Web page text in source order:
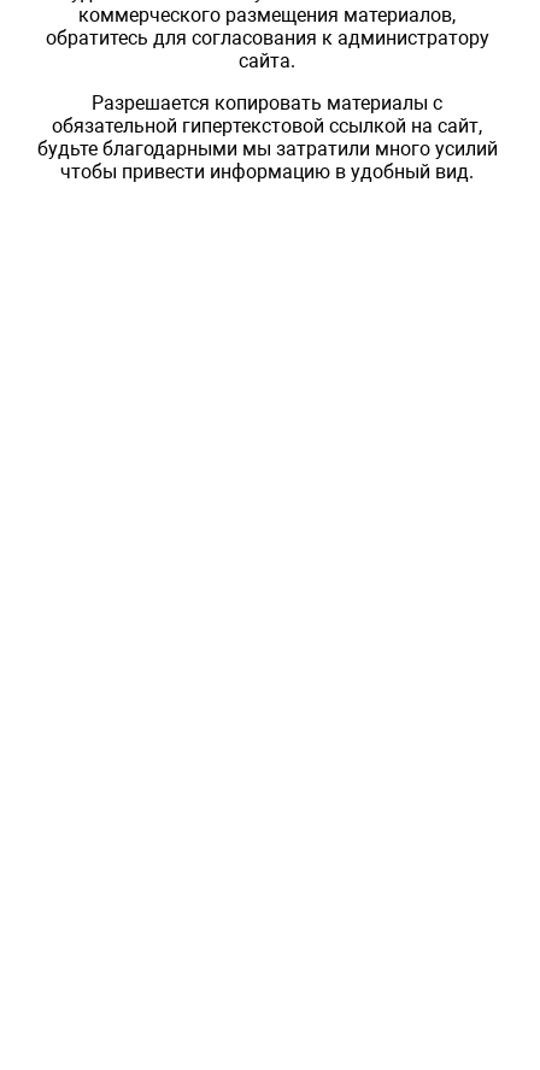
коммерческого размещения материалов,
обратитесь для согласования к администратору
сайта.
Разрешается копировать материалы с
обязательной гипертекстовой ссылкой на сайт,
будьте благодарными мы затратили много усилий
чтобы привести информацию в удобный вид.